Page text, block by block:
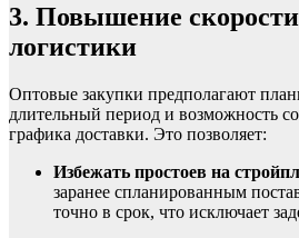
3. Повышение
логистики
Оптовые закупки предполагают
длительный период и возможность
графика доставки. Это позволяет:
Избежать простоев на
заранее спланированным
точно в срок, что исключает